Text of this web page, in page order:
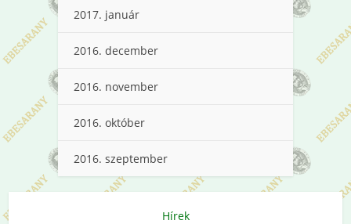
2017. január
2016. december
2016. november
2016. október
2016. szeptember
Hírek